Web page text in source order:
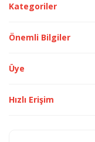
Kategoriler
Önemli Bilgiler
Üye
Hızlı Erişim